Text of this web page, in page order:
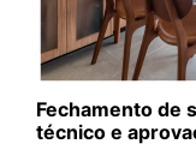
Fechamento de
técnico e